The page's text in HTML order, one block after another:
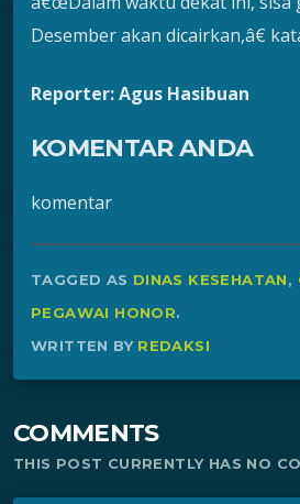
Desember akan dicairkan,â€
Reporter: Agus Hasibuan
KOMENTAR ANDA
komentar
TAGGED AS DINAS KESEHATAN,
PEGAWAI HONOR.
WRITTEN BY REDAKSI
COMMENTS
THIS POST CURRENTLY HAS NO